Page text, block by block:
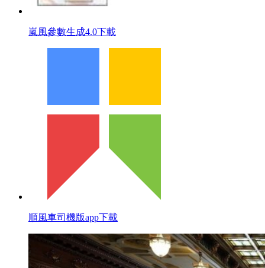
嵐風參數生成4.0下載
順風車司機版app下載